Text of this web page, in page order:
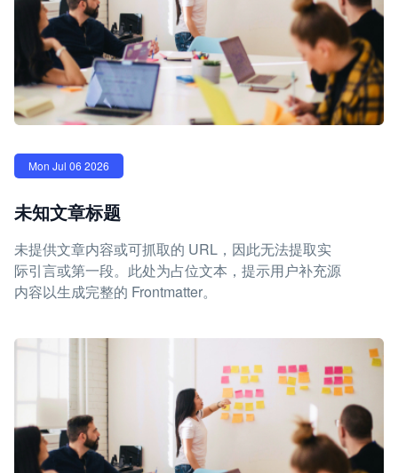
Mon Jul 06 2026
未知文章标题
未提供文章内容或可抓取的 URL，因此无法提取实
际引言或第一段。此处为占位文本，提示用户补充源
内容以生成完整的 Frontmatter。